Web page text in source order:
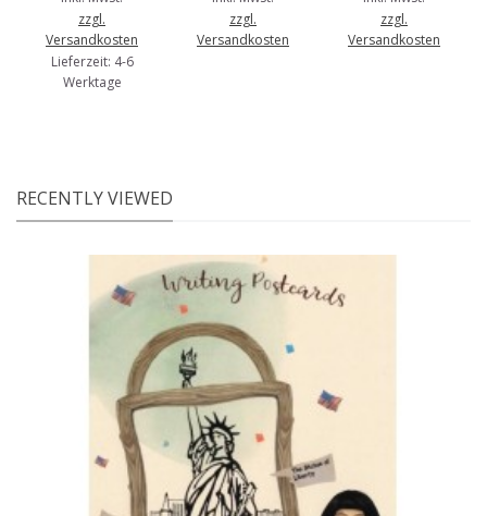
zzgl.
Versandkosten
Lieferzeit: 4-6
Werktage
zzgl.
Versandkosten
zzgl.
Versandkosten
RECENTLY VIEWED